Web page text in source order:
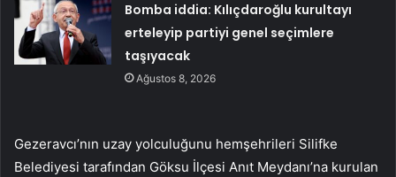
Bomba iddia: Kılıçdaroğlu kurultayı
erteleyip partiyi genel seçimlere
taşıyacak
Ağustos 8, 2026
Gezeravcı’nın uzay yolculuğunu hemşehrileri Silifke
Belediyesi tarafından Göksu İlçesi Anıt Meydanı’na kurulan